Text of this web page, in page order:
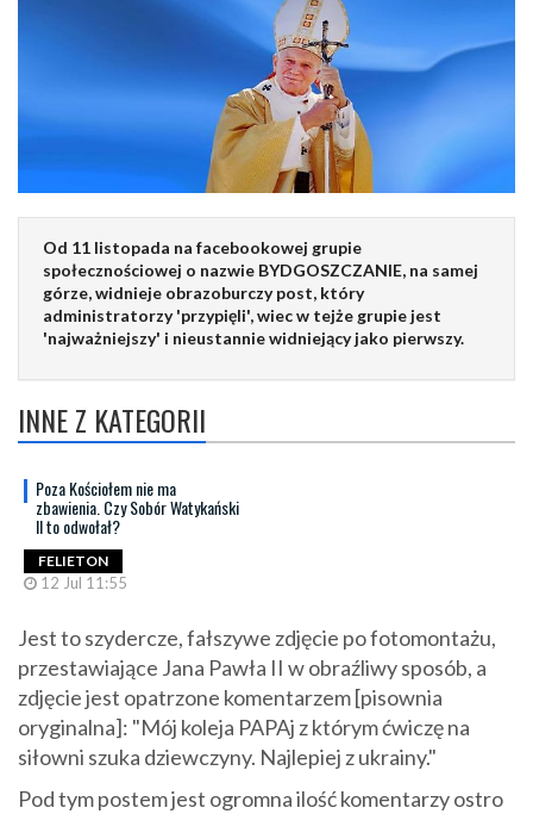
Od 11 listopada na facebookowej grupie
społecznościowej o nazwie BYDGOSZCZANIE, na samej
górze, widnieje obrazoburczy post, który
administratorzy 'przypięli', wiec w tejże grupie jest
'najważniejszy' i nieustannie widniejący jako pierwszy.
INNE Z KATEGORII
Poza Kościołem nie ma
zbawienia. Czy Sobór Watykański
II to odwołał?
FELIETON
12 Jul 11:55
Jest to szydercze, fałszywe zdjęcie po fotomontażu,
przestawiające Jana Pawła II w obraźliwy sposób, a
zdjęcie jest opatrzone komentarzem [pisownia
oryginalna]: "Mój koleja PAPAj z którym ćwiczę na
siłowni szuka dziewczyny. Najlepiej z ukrainy."
Pod tym postem jest ogromna ilość komentarzy ostro